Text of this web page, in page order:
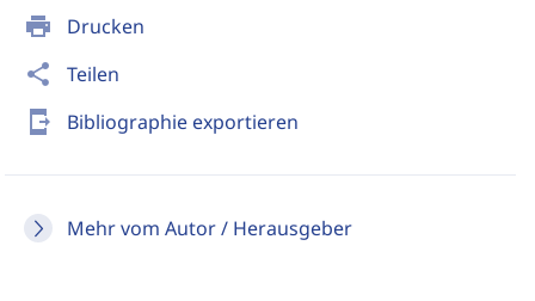
print Drucken
share Teilen
send_to_mobile Bibliographie exportieren
Mehr vom Autor / Herausgeber